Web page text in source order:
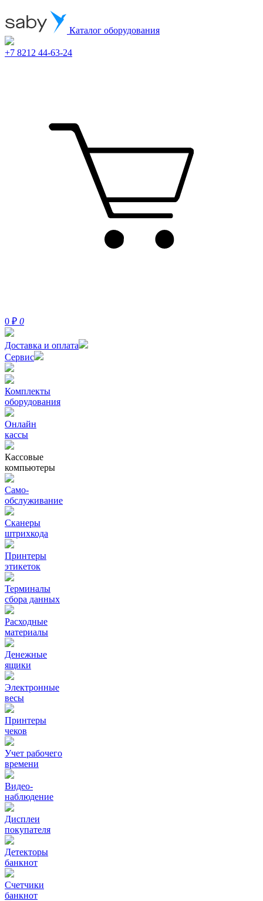
Каталог оборудования
+7 8212 44-63-24
0 ₽ 0
Доставка и оплата
Сервис
Комплекты
оборудования
Онлайн
кассы
Кассовые
компьютеры
Само-
обслуживание
Сканеры
штрихкода
Принтеры
этикеток
Терминалы
сбора данных
Расходные
материалы
Денежные
ящики
Электронные
весы
Принтеры
чеков
Учет рабочего
времени
Видео‑
наблюдение
Дисплеи
покупателя
Детекторы
банкнот
Счетчики
банкнот